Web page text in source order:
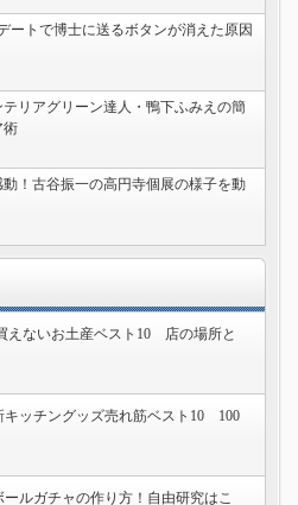
ートで博士に送るボタンが消えた原因
リアグリーン達人・鴨下ふみえの簡
術
！古谷振一の高円寺個展の様子を動
えないお土産ベスト10 店の場所と
ッチングッズ売れ筋ベスト10 100
ルガチャの作り方！自由研究はこ